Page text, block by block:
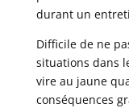
durant un
Difficile de ne
situations dans
vire au jaune
conséquences